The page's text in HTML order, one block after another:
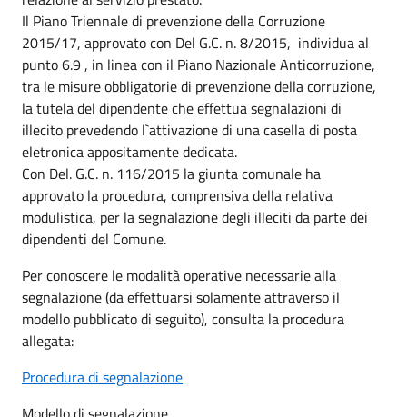
Il Piano Triennale di prevenzione della Corruzione
2015/17, approvato con Del G.C. n. 8/2015, individua al
punto 6.9 , in linea con il Piano Nazionale Anticorruzione,
tra le misure obbligatorie di prevenzione della corruzione,
la tutela del dipendente che effettua segnalazioni di
illecito prevedendo l`attivazione di una casella di posta
eletronica appositamente dedicata.
Con Del. G.C. n. 116/2015 la giunta comunale ha
approvato la procedura, comprensiva della relativa
modulistica, per la segnalazione degli illeciti da parte dei
dipendenti del Comune.
Per conoscere le modalità operative necessarie alla
segnalazione (da effettuarsi solamente attraverso il
modello pubblicato di seguito), consulta la procedura
allegata:
Procedura di segnalazione